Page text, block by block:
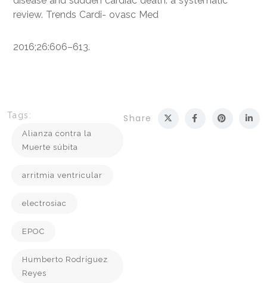
review. Trends Cardi- ovasc Med
2016;26:606–613.
Tags:
Alianza contra la
Muerte súbita
arritmia ventricular
electrosiac
EPOC
Humberto Rodríguez
Reyes
Share